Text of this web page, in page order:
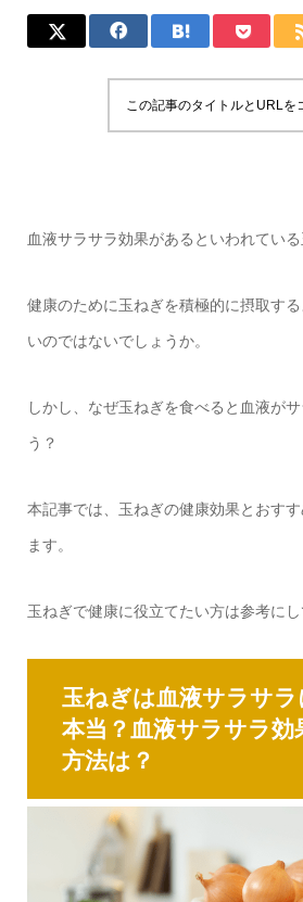
この記事のタイトルとURLを
血液サラサラ効果があるといわれている
健康のために玉ねぎを積極的に摂取す
いのではないでしょうか。
しかし、なぜ玉ねぎを食べると血液が
う？
本記事では、玉ねぎの健康効果とおす
ます。
玉ねぎで健康に役立てたい方は参考にし
玉ねぎは血液サラサ
本当？血液サラサラ効
方法は？